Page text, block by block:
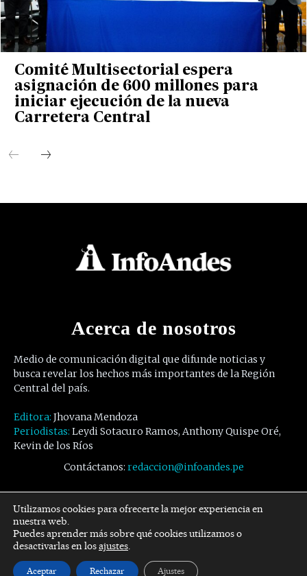
Comité Multisectorial espera
asignación de 600 millones para
iniciar ejecución de la nueva
Carretera Central
Acerca de nosotros
Medio de comunicación digital que difunde noticias y
busca revelar los hechos más importantes de la Región
Central del país.
Editora: Jhovana Mendoza
Periodistas: Leydi Sotacuro Ramos, Anthony Quispe Oré,
Kevin de los Ríos
Contáctanos: redaccion@infoandes.pe
Síguenos
Facebook Twitter Youtube
Utilizamos cookies para ofrecerte la mejor experiencia en
nuestra web.
Puedes aprender más sobre qué cookies utilizamos o
desactivarlas en losajustes.
Aceptar Rechazar Ajustes